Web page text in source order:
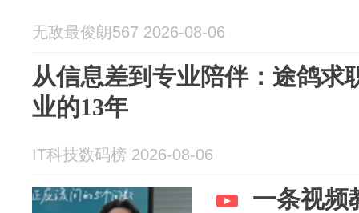
无敌最俊朗567 2026-08-06
从信息差到专业陪伴：途鸽求
业的13年
IT科技数码榜 2026-08-06
一条视频